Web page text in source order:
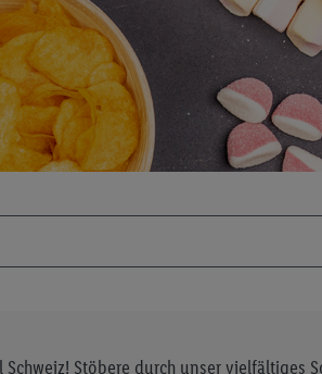
Stöbere durch unser vielfältiges